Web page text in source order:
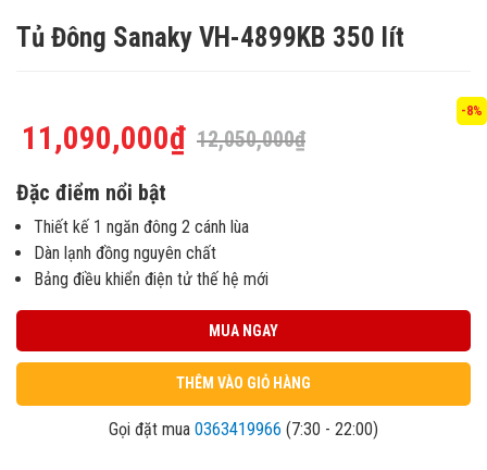
Tủ Đông Sanaky VH-4899KB 350 lít
-8%
12,050,000₫
11,090,000₫
Đặc điểm nổi bật
Thiết kế 1 ngăn đông 2 cánh lùa
Dàn lạnh đồng nguyên chất
Bảng điều khiển điện tử thế hệ mới
MUA NGAY
THÊM VÀO GIỎ HÀNG
Gọi đặt mua 0363419966 (7:30 - 22:00)